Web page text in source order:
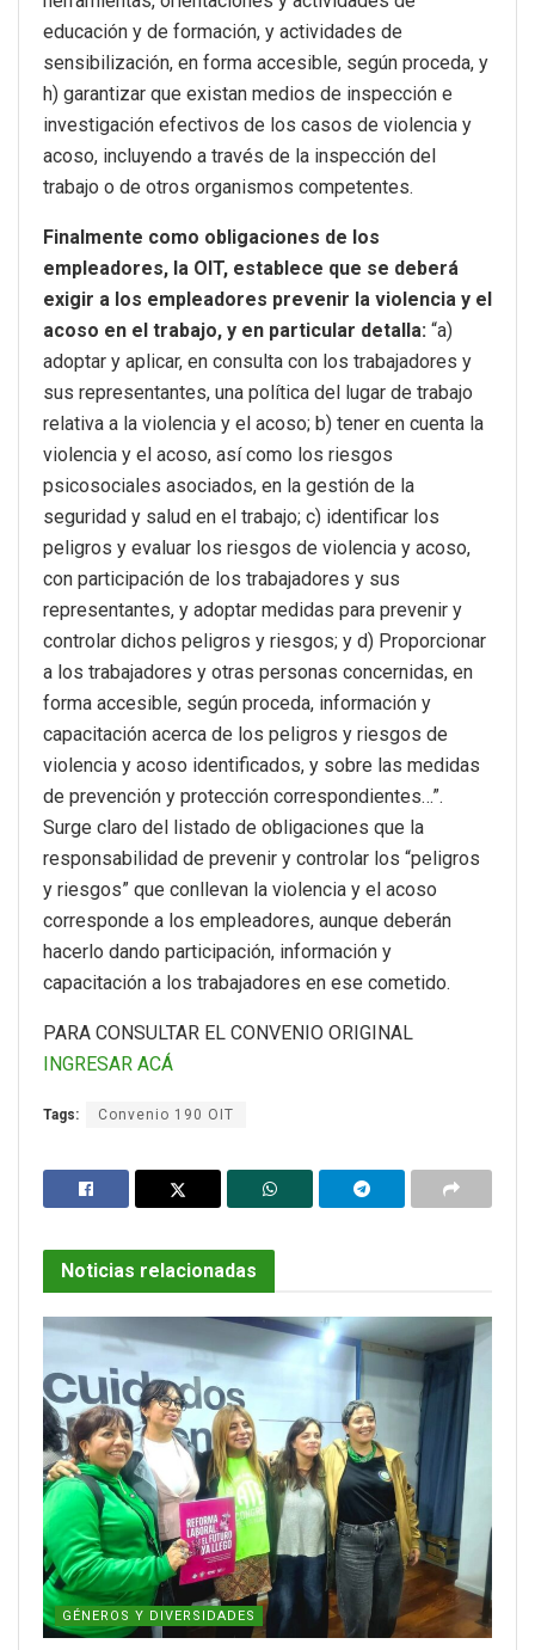
educación y de formación, y actividades de
sensibilización, en forma accesible, según proceda, y
h) garantizar que existan medios de inspección e
investigación efectivos de los casos de violencia y
acoso, incluyendo a través de la inspección del
trabajo o de otros organismos competentes.
Finalmente como obligaciones de los
empleadores, la OIT, establece que se deberá
exigir a los empleadores prevenir la violencia y el
acoso en el trabajo, y en particular detalla: “a)
adoptar y aplicar, en consulta con los trabajadores y
sus representantes, una política del lugar de trabajo
relativa a la violencia y el acoso; b) tener en cuenta la
violencia y el acoso, así como los riesgos
psicosociales asociados, en la gestión de la
seguridad y salud en el trabajo; c) identificar los
peligros y evaluar los riesgos de violencia y acoso,
con participación de los trabajadores y sus
representantes, y adoptar medidas para prevenir y
controlar dichos peligros y riesgos; y d) Proporcionar
a los trabajadores y otras personas concernidas, en
forma accesible, según proceda, información y
capacitación acerca de los peligros y riesgos de
violencia y acoso identificados, y sobre las medidas
de prevención y protección correspondientes…”.
Surge claro del listado de obligaciones que la
responsabilidad de prevenir y controlar los “peligros
y riesgos” que conllevan la violencia y el acoso
corresponde a los empleadores, aunque deberán
hacerlo dando participación, información y
capacitación a los trabajadores en ese cometido.
PARA CONSULTAR EL CONVENIO ORIGINAL
INGRESAR ACÁ
Tags: Convenio 190 OIT
Noticias relacionadas
GÉNEROS Y DIVERSIDADES